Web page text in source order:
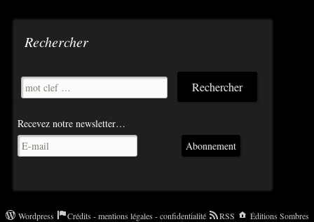
Rechercher
Recevez notre newsletter…
Abonnement
Wordpress Crédits - mentions légales - confidentialité RSS
Éditions Sombres